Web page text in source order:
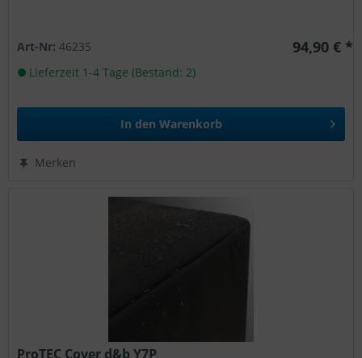
Art-Nr:46235 94,90 € *
Lieferzeit 1-4 Tage (Bestand: 2)
In den Warenkorb
Merken
ProTEC Cover d&b Y7P